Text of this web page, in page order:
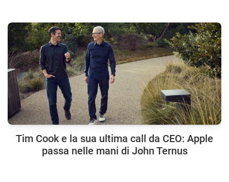
Tim Cook e la sua ultima call da CEO: Apple
passa nelle mani di John Ternus